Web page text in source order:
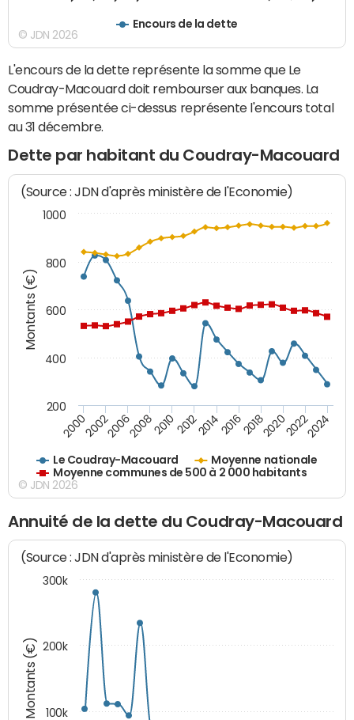
Encours de la dette
© JDN 2026
L'encours de la dette représente la somme que Le
Coudray-Macouard doit rembourser aux banques. La
somme présentée ci-dessus représente l'encours total
au 31 décembre.
Dette par habitant du Coudray-Macouard
Montants (€)
(Source : JDN d'après ministère de l'Economie)
Le Coudray-Macouard
Moyenne nationale
Moyenne communes de 500 à 2 000 habitants
200020022006200820102012201420162018202020222024
200
400
600
800
1000
© JDN 2026
Annuité de la dette du Coudray-Macouard
Montants (€)
(Source : JDN d'après ministère de l'Economie)
100k
200k
300k